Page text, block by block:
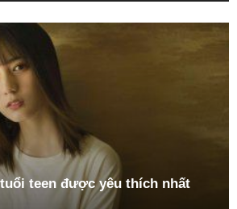
teen được yêu thích nhất